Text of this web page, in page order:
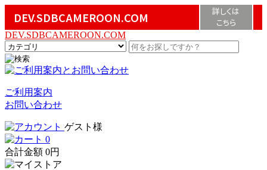
DEV.SDBCAMEROON.COM
詳しくは
こちら
DEV.SDBCAMEROON.COM
ご利用案内
お問い合わせ
ゲスト様
0
合計金額 0円